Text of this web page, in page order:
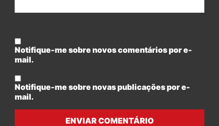
Notifique-me sobre novos comentários por e-
mail.
Notifique-me sobre novas publicações por e-
mail.
ENVIAR COMENTÁRIO